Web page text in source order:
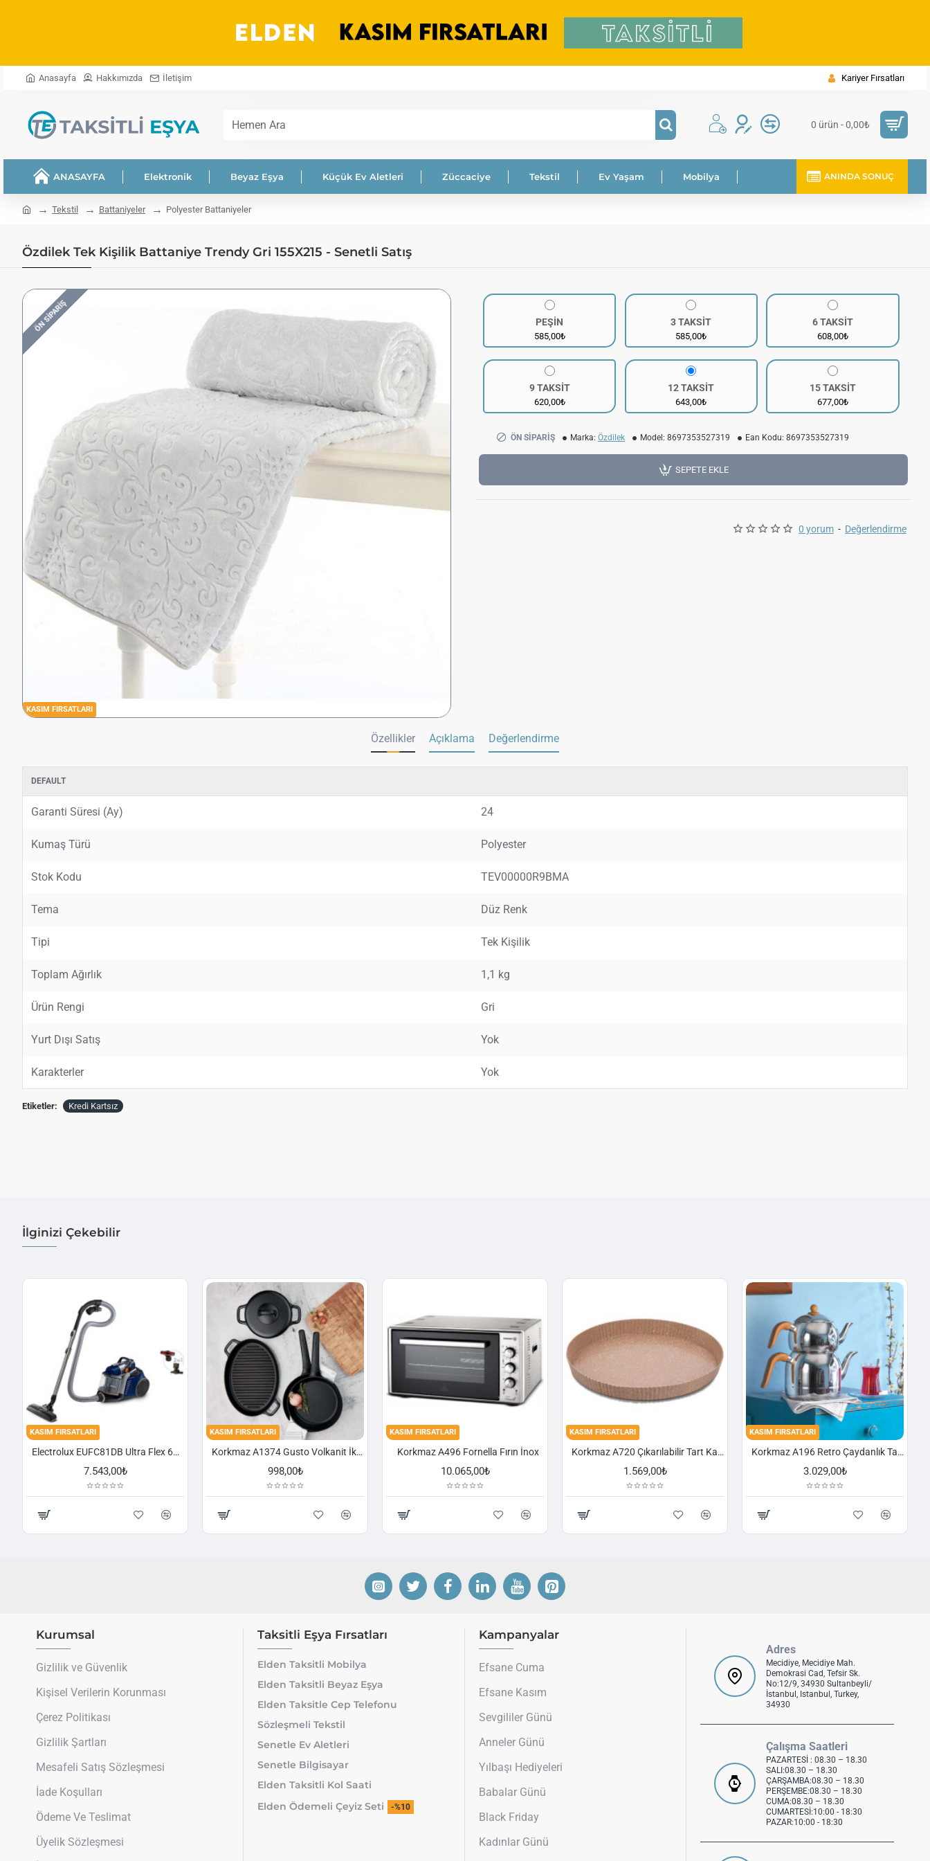
Anasayfa Hakkımızda İletişim Kariyer Fırsatları
Hemen
0 ürün - 0,00₺
ANASAYFA Elektronik Beyaz Eşya Küçük Ev Aletleri Züccaciye Tekstil Ev Yaşam Mobilya ANINDA SONUÇ
homeTekstil Battaniyeler Polyester Battaniyeler
Özdilek Tek Kişilik Battaniye Trendy Gri 155X215 - Senetli Satış
KASIM FIRSATLARI
ÖN SIPARIŞ
0 yorum - Değerlendirme
PEŞİN
585,00₺
3 TAKSİT
585,00₺
6 TAKSİT
608,00₺
9 TAKSİT
620,00₺
12 TAKSİT
643,00₺
15 TAKSİT
677,00₺
ÖN SIPARIŞ Marka: Özdilek Model: 8697353527319 Ean Kodu: 8697353527319
SEPETE EKLE
Özellikler Açıklama Değerlendirme
DEFAULT
Garanti Süresi (Ay) 24
Kumaş Türü Polyester
Stok Kodu TEV00000R9BMA
Tema Düz Renk
Tipi Tek Kişilik
Toplam Ağırlık 1,1 kg
Ürün Rengi Gri
Yurt Dışı Satış Yok
Karakterler Yok
Etiketler: Kredi Kartsız
İlginizi Çekebilir
KASIM FIRSATLARI
Electrolux EUFC81DB Ultra Flex 650 W Toz Torbasız Süpürge
7.543,00₺
KASIM FIRSATLARI
Korkmaz A1374 Gusto Volkanit İki Kulplu Oval Tava
998,00₺
KASIM FIRSATLARI
Korkmaz A496 Fornella Fırın İnox
10.065,00₺
KASIM FIRSATLARI
Korkmaz A720 Çıkarılabilir Tart Kalıbı Granit 29,5 cm
1.569,00₺
KASIM FIRSATLARI
Korkmaz A196 Retro Çaydanlık Takımı
3.029,00₺
Kurumsal
Gizlilik ve Güvenlik
Kişisel Verilerin Korunması
Çerez Politikası
Gizlilik Şartları
Mesafeli Satış Sözleşmesi
İade Koşulları
Ödeme Ve Teslimat
Üyelik Sözleşmesi
Taksitli Eşya Fırsatları
Elden Taksitli Mobilya
Elden Taksitli Beyaz Eşya
Elden Taksitle Cep Telefonu
Sözleşmeli Tekstil
Senetle Ev Aletleri
Senetle Bilgisayar
Elden Taksitli Kol Saati
Elden Ödemeli Çeyiz Seti
-%10
Kampanyalar
Efsane Cuma
Efsane Kasım
Sevgililer Günü
Anneler Günü
Yılbaşı Hediyeleri
Babalar Günü
Black Friday
Kadınlar Günü
Adres
Mecidiye, Mecidiye Mah.
Demokrasi Cad, Tefsir Sk.
No:12/9, 34930 Sultanbeyli/
İstanbul, Istanbul, Turkey,
34930
Çalışma Saatleri
PAZARTESİ : 08.30 – 18.30
SALI:08.30 – 18.30
ÇARŞAMBA:08.30 – 18.30
PERŞEMBE:08.30 – 18.30
CUMA:08.30 – 18.30
CUMARTESİ:10:00 - 18:30
PAZAR:10:00 - 18:30